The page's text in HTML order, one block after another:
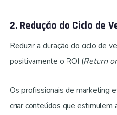
2. Redução do Ciclo de
Reduzir a duração do ciclo de
positivamente o ROI (Return
Os profissionais de marketing
criar conteúdos que estimulem